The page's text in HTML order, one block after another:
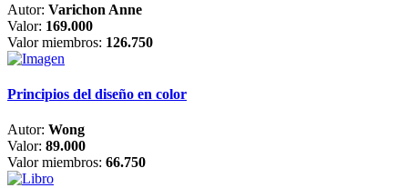
Autor: Varichon Anne
Valor: 169.000
Valor miembros: 126.750
Principios del diseño en color
Autor: Wong
Valor: 89.000
Valor miembros: 66.750